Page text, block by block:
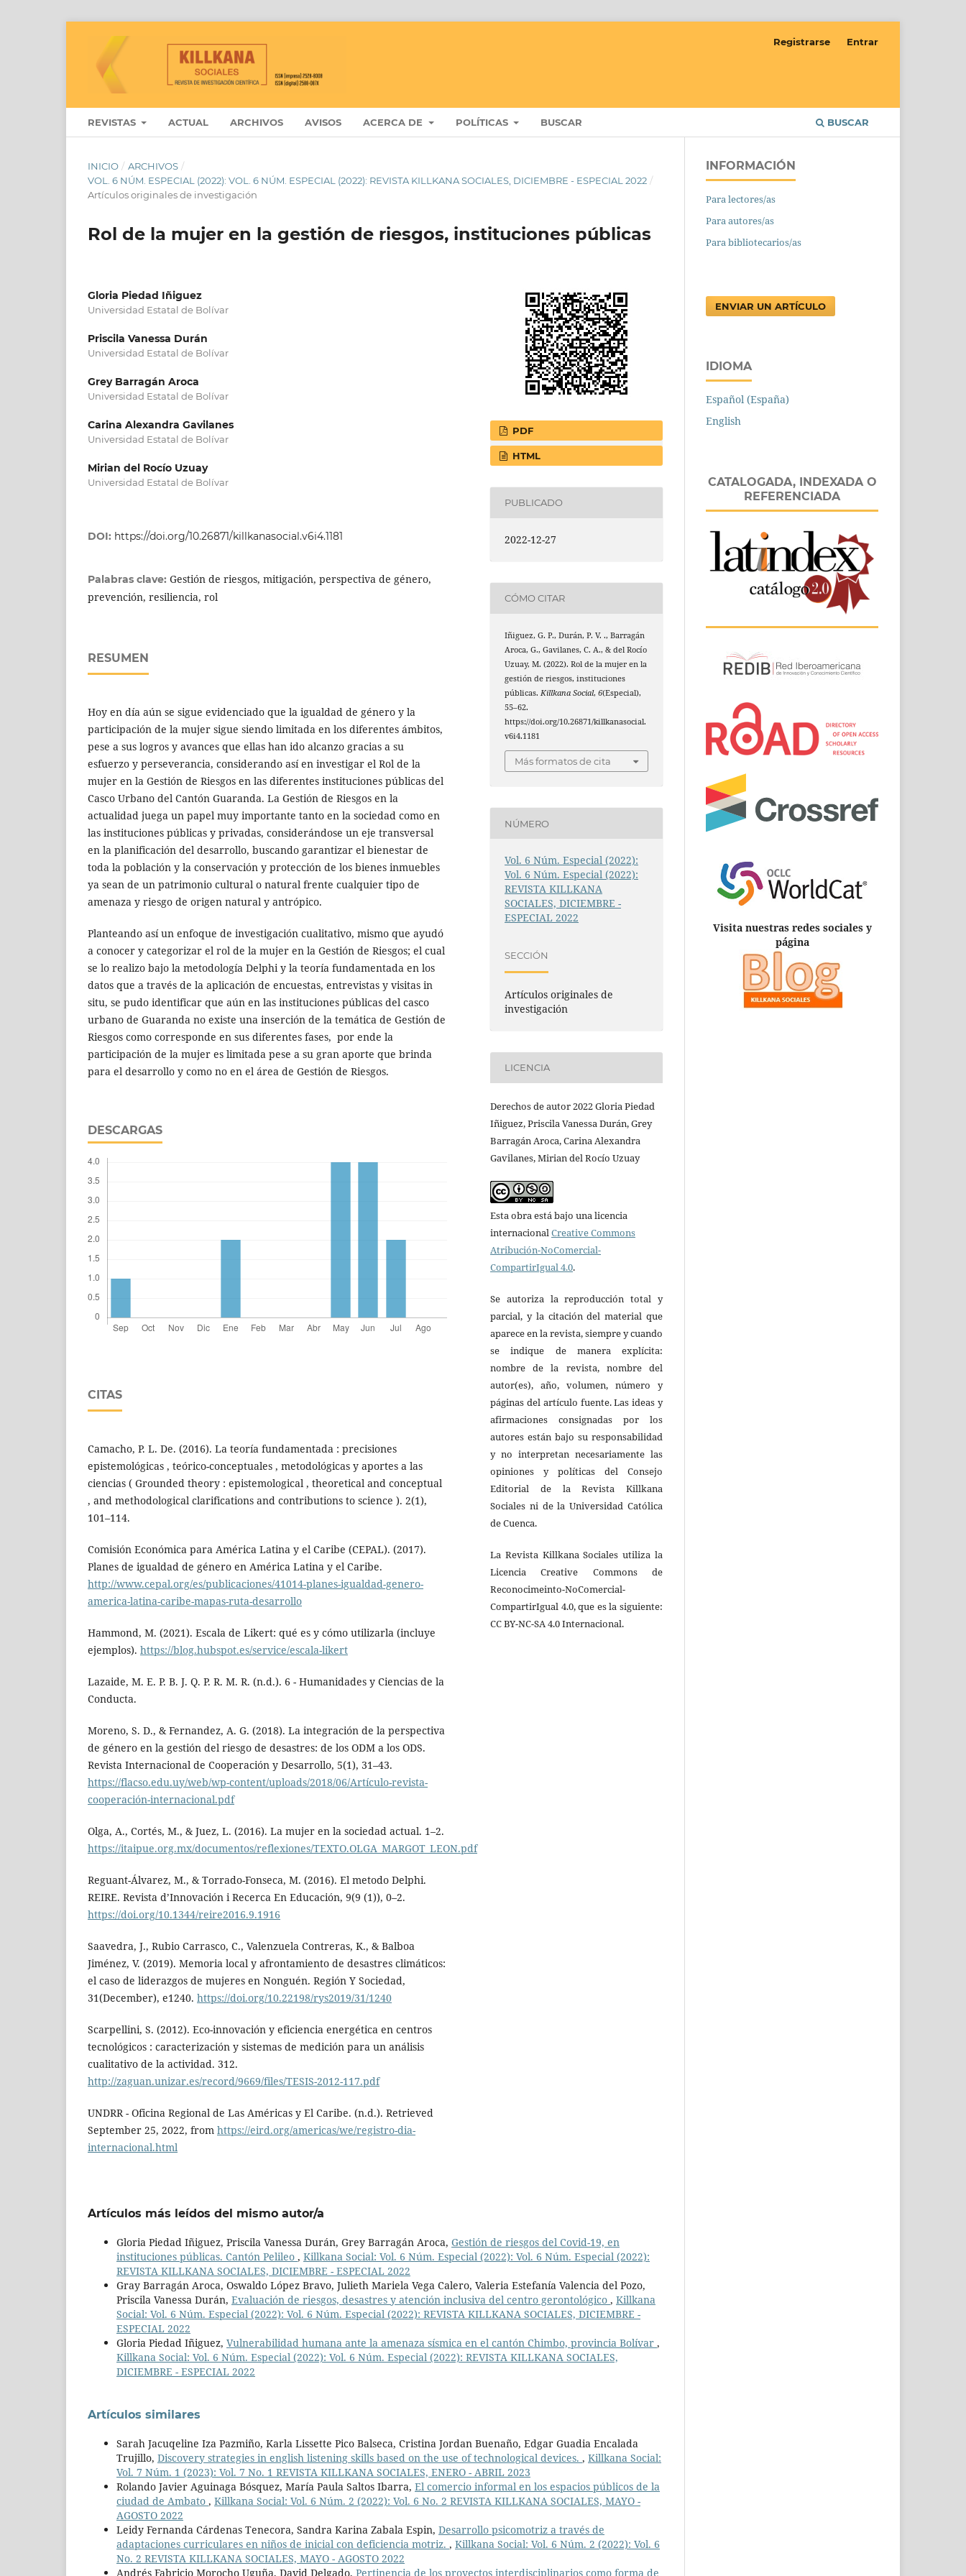
REVISTAS ACTUAL ARCHIVOS AVISOS ACERCA DE POLÍTICAS BUSCAR BUSCAR
Registrarse Entrar
INICIO / ARCHIVOS /
VOL. 6 NÚM. ESPECIAL (2022): VOL. 6 NÚM. ESPECIAL (2022): REVISTA KILLKANA SOCIALES, DICIEMBRE - ESPECIAL 2022 /
Artículos originales de investigación
Rol de la mujer en la gestión de riesgos, instituciones públicas
Gloria Piedad Iñiguez
Universidad Estatal de Bolívar
Priscila Vanessa Durán
Universidad Estatal de Bolívar
Grey Barragán Aroca
Universidad Estatal de Bolívar
Carina Alexandra Gavilanes
Universidad Estatal de Bolívar
Mirian del Rocío Uzuay
Universidad Estatal de Bolívar
DOI: https://doi.org/10.26871/killkanasocial.v6i4.1181
Palabras clave: Gestión de riesgos, mitigación, perspectiva de género,
prevención, resiliencia, rol
RESUMEN
Hoy en día aún se sigue evidenciado que la igualdad de género y la
participación de la mujer sigue siendo limitada en los diferentes ámbitos,
pese a sus logros y avances que ellas han ido alcanzo gracias a su
esfuerzo y perseverancia, considerando así en investigar el Rol de la
mujer en la Gestión de Riesgos en las diferentes instituciones públicas del
Casco Urbano del Cantón Guaranda. La Gestión de Riesgos en la
actualidad juega un papel muy importante tanto en la sociedad como en
las instituciones públicas y privadas, considerándose un eje transversal
en la planificación del desarrollo, buscando garantizar el bienestar de
toda la población y la conservación y protección de los bienes inmuebles
ya sean de un patrimonio cultural o natural frente cualquier tipo de
amenaza y riesgo de origen natural y antrópico.
Planteando así un enfoque de investigación cualitativo, mismo que ayudó
a conocer y categorizar el rol de la mujer en la Gestión de Riesgos; el cual
se lo realizo bajo la metodología Delphi y la teoría fundamentada en los
datos que a través de la aplicación de encuestas, entrevistas y visitas in
situ, se pudo identificar que aún en las instituciones públicas del casco
urbano de Guaranda no existe una inserción de la temática de Gestión de
Riesgos como corresponde en sus diferentes fases, por ende la
participación de la mujer es limitada pese a su gran aporte que brinda
para el desarrollo y como no en el área de Gestión de Riesgos.
DESCARGAS
CITAS
Camacho, P. L. De. (2016). La teoría fundamentada : precisiones
epistemológicas , teórico-conceptuales , metodológicas y aportes a las
ciencias ( Grounded theory : epistemological , theoretical and conceptual
, and methodological clarifications and contributions to science ). 2(1),
101–114.
Comisión Económica para América Latina y el Caribe (CEPAL). (2017).
Planes de igualdad de género en América Latina y el Caribe.
http://www.cepal.org/es/publicaciones/41014-planes-igualdad-genero-
america-latina-caribe-mapas-ruta-desarrollo
Hammond, M. (2021). Escala de Likert: qué es y cómo utilizarla (incluye
ejemplos). https://blog.hubspot.es/service/escala-likert
Lazaide, M. E. P. B. J. Q. P. R. M. R. (n.d.). 6 - Humanidades y Ciencias de la
Conducta.
Moreno, S. D., & Fernandez, A. G. (2018). La integración de la perspectiva
de género en la gestión del riesgo de desastres: de los ODM a los ODS.
Revista Internacional de Cooperación y Desarrollo, 5(1), 31–43.
https://flacso.edu.uy/web/wp-content/uploads/2018/06/Artículo-revista-
cooperación-internacional.pdf
Olga, A., Cortés, M., & Juez, L. (2016). La mujer en la sociedad actual. 1–2.
https://itaipue.org.mx/documentos/reflexiones/TEXTO.OLGA_MARGOT_LEON.pdf
Reguant-Álvarez, M., & Torrado-Fonseca, M. (2016). El metodo Delphi.
REIRE. Revista d’Innovación i Recerca En Educación, 9(9 (1)), 0–2.
https://doi.org/10.1344/reire2016.9.1916
Saavedra, J., Rubio Carrasco, C., Valenzuela Contreras, K., & Balboa
Jiménez, V. (2019). Memoria local y afrontamiento de desastres climáticos:
el caso de liderazgos de mujeres en Nonguén. Región Y Sociedad,
31(December), e1240. https://doi.org/10.22198/rys2019/31/1240
Scarpellini, S. (2012). Eco-innovación y eficiencia energética en centros
tecnológicos : caracterización y sistemas de medición para un análisis
cualitativo de la actividad. 312.
http://zaguan.unizar.es/record/9669/files/TESIS-2012-117.pdf
UNDRR - Oficina Regional de Las Américas y El Caribe. (n.d.). Retrieved
September 25, 2022, from https://eird.org/americas/we/registro-dia-
internacional.html
PDF
HTML
PUBLICADO
2022-12-27
CÓMO CITAR
Iñiguez, G. P., Durán, P. V. ., Barragán
Aroca, G., Gavilanes, C. A., & del Rocío
Uzuay, M. (2022). Rol de la mujer en la
gestión de riesgos, instituciones
públicas.Killkana Social,6(Especial),
55–62.
https://doi.org/10.26871/killkanasocial.
v6i4.1181
Más formatos de cita
NÚMERO
Vol. 6 Núm. Especial (2022):
Vol. 6 Núm. Especial (2022):
REVISTA KILLKANA
SOCIALES, DICIEMBRE -
ESPECIAL 2022
SECCIÓN
Artículos originales de
investigación
LICENCIA
Derechos de autor 2022 Gloria Piedad
Iñiguez, Priscila Vanessa Durán, Grey
Barragán Aroca, Carina Alexandra
Gavilanes, Mirian del Rocío Uzuay
Esta obra está bajo una licencia
internacional Creative Commons
Atribución-NoComercial-
CompartirIgual 4.0.
Se autoriza la reproducción total y
parcial, y la citación del material que
aparece en la revista, siempre y cuando
se indique de manera explícita:
nombre de la revista, nombre del
autor(es), año, volumen, número y
páginas del artículo fuente. Las ideas y
afirmaciones consignadas por los
autores están bajo su responsabilidad
y no interpretan necesariamente las
opiniones y políticas del Consejo
Editorial de la Revista Killkana
Sociales ni de la Universidad Católica
de Cuenca.
La Revista Killkana Sociales utiliza la
Licencia Creative Commons de
Reconocimeinto-NoComercial-
CompartirIgual 4.0, que es la siguiente:
CC BY-NC-SA 4.0 Internacional.
Artículos más leídos del mismo autor/a
Gloria Piedad Iñiguez, Priscila Vanessa Durán, Grey Barragán Aroca, Gestión de riesgos del Covid-19, en
instituciones públicas. Cantón Pelileo , Killkana Social: Vol. 6 Núm. Especial (2022): Vol. 6 Núm. Especial (2022):
REVISTA KILLKANA SOCIALES, DICIEMBRE - ESPECIAL 2022
Gray Barragán Aroca, Oswaldo López Bravo, Julieth Mariela Vega Calero, Valeria Estefanía Valencia del Pozo,
Priscila Vanessa Durán, Evaluación de riesgos, desastres y atención inclusiva del centro gerontológico , Killkana
Social: Vol. 6 Núm. Especial (2022): Vol. 6 Núm. Especial (2022): REVISTA KILLKANA SOCIALES, DICIEMBRE -
ESPECIAL 2022
Gloria Piedad Iñiguez, Vulnerabilidad humana ante la amenaza sísmica en el cantón Chimbo, provincia Bolívar ,
Killkana Social: Vol. 6 Núm. Especial (2022): Vol. 6 Núm. Especial (2022): REVISTA KILLKANA SOCIALES,
DICIEMBRE - ESPECIAL 2022
Artículos similares
Sarah Jacuqeline Iza Pazmiño, Karla Lissette Pico Balseca, Cristina Jordan Buenaño, Edgar Guadia Encalada
Trujillo, Discovery strategies in english listening skills based on the use of technological devices. , Killkana Social:
Vol. 7 Núm. 1 (2023): Vol. 7 No. 1 REVISTA KILLKANA SOCIALES, ENERO - ABRIL 2023
Rolando Javier Aguinaga Bósquez, María Paula Saltos Ibarra, El comercio informal en los espacios públicos de la
ciudad de Ambato , Killkana Social: Vol. 6 Núm. 2 (2022): Vol. 6 No. 2 REVISTA KILLKANA SOCIALES, MAYO -
AGOSTO 2022
Leidy Fernanda Cárdenas Tenecora, Sandra Karina Zabala Espin, Desarrollo psicomotriz a través de
adaptaciones curriculares en niños de inicial con deficiencia motriz. , Killkana Social: Vol. 6 Núm. 2 (2022): Vol. 6
No. 2 REVISTA KILLKANA SOCIALES, MAYO - AGOSTO 2022
Andrés Fabricio Morocho Uguña, David Delgado, Pertinencia de los proyectos interdisciplinarios como forma de
INFORMACIÓN
Para lectores/as
Para autores/as
Para bibliotecarios/as
ENVIAR UN ARTÍCULO
IDIOMA
Español (España)
English
CATALOGADA, INDEXADA O
REFERENCIADA
Visita nuestras redes sociales y
página